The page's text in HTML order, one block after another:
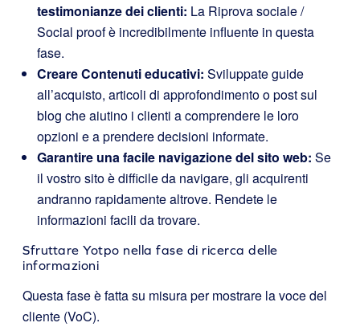
testimonianze dei clienti: La Riprova sociale /
Social proof è incredibilmente influente in questa
fase.
Creare Contenuti educativi: Sviluppate guide
all’acquisto, articoli di approfondimento o post sul
blog che aiutino i clienti a comprendere le loro
opzioni e a prendere decisioni informate.
Garantire una facile navigazione del sito web: Se
il vostro sito è difficile da navigare, gli acquirenti
andranno rapidamente altrove. Rendete le
informazioni facili da trovare.
Sfruttare Yotpo nella fase di ricerca delle
informazioni
Questa fase è fatta su misura per mostrare la voce del
cliente (VoC).